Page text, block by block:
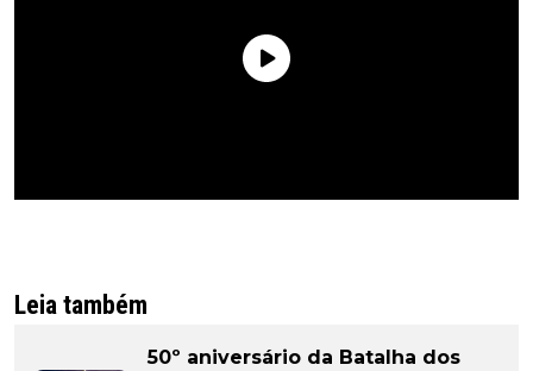
Leia também
50º aniversário da Batalha dos